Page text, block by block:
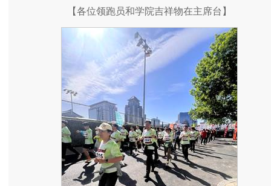
【各位领跑员和学院吉祥物在主席台】